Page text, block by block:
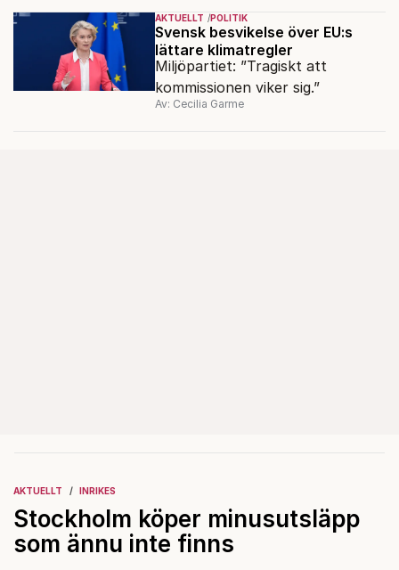
oljepris och AI-oro.
AKTUELLT POLITIK
Svensk besvikelse över EU:s
lättare klimatregler
Miljöpartiet: ”Tragiskt att
kommissionen viker sig.”
Av: Cecilia Garme
AKTUELLT INRIKES
Stockholm köper minusutsläpp
som ännu inte finns